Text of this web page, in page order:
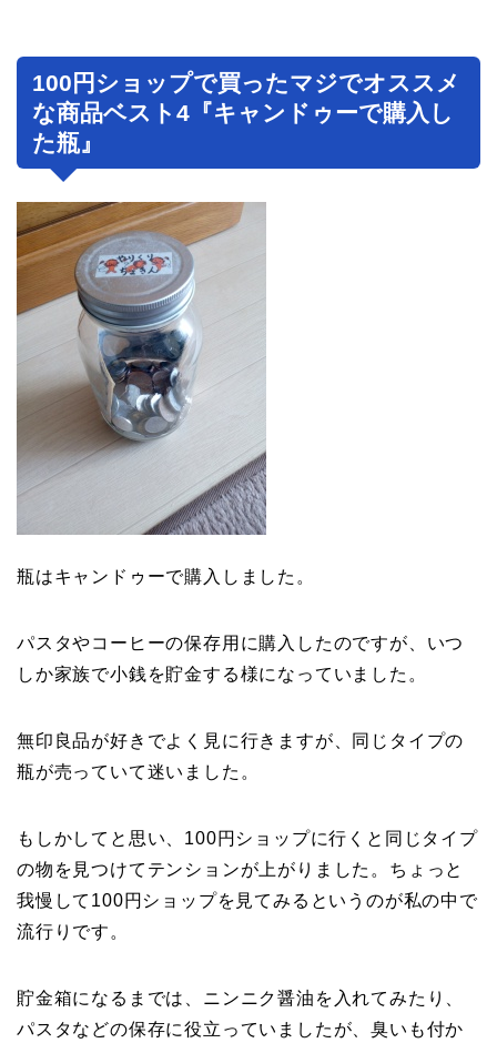
100円ショップで買ったマジでオススメ
な商品ベスト4『キャンドゥーで購入し
た瓶』
瓶はキャンドゥーで購入しました。
パスタやコーヒーの保存用に購入したのですが、いつ
しか家族で小銭を貯金する様になっていました。
無印良品が好きでよく見に行きますが、同じタイプの
瓶が売っていて迷いました。
もしかしてと思い、100円ショップに行くと同じタイプ
の物を見つけてテンションが上がりました。ちょっと
我慢して100円ショップを見てみるというのが私の中で
流行りです。
貯金箱になるまでは、ニンニク醤油を入れてみたり、
パスタなどの保存に役立っていましたが、臭いも付か